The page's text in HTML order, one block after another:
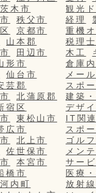
茨木市
秩父市
京都市
山本郡
田辺市
形市
仙台市
芸郡
北蒲原郡
宿区
東松山市
広市
北上市
佐世保市
本宮市
橋市
内町
観光
経理
重機
税理
木工
倉庫
メール
スポ
建築
デザ
IT関
スポ
ゴル
メン
サー
医療
放射